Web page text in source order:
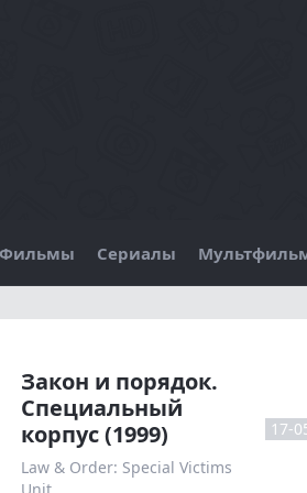
Фильмы Сериалы
Закон и порядок.
Специальный
корпус (1999)
Law & Order: Special Victims
17-